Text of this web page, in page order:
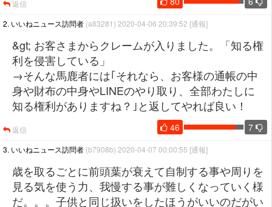
返信
2. いいねニュース訪問者 (a83281) 2020-04-06 20:39:52 [通報]
&gt; お客さまからクレームが入りました。「知る権
利を侵害している」
→そんな馬鹿者には｢それなら、お客様の通帳の中
身や財布の中身やLINEのやり取り、全部わたしに
知る権利がありますね？｣と返してやれば良い！
46 7
返信
3. いいねニュース訪問者 (b7908b) 2020-04-07 00:00:55 [通報]
歳を取るごとに前頭葉が衰えて自制する事や周りを
見る気を使う力、我慢する事が難しくなっていく様
だ。。。子供と同じ扱いをしたほうがいいのだがい